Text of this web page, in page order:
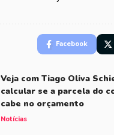
Facebook
Veja com Tiago Oliva
calcular se a parcela do
cabe no orçamento
Notícias